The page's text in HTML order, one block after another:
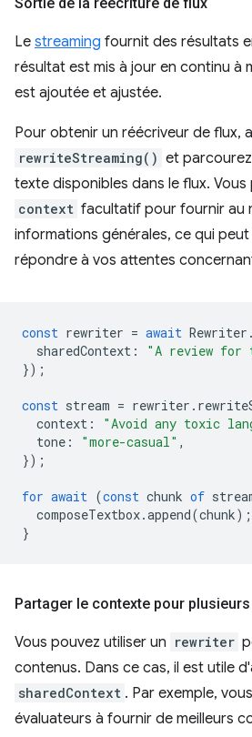
Le streaming fournit des résultats
résultat est mis à jour en continu à
est ajoutée et ajustée.
Pour obtenir un réécriveur de flux,
rewriteStreaming() et
texte disponibles dans le flux.
context facultatif pour fournir au
informations générales, ce qui peut
répondre à vos attentes
const rewriter = await Rewriter .
sharedContext :
"A review for
});
const stream = rewriter .
context :
"Avoid any toxic
tone : "more-casual" ,
});
for await (const chunk of
composeTextbox.append(chunk);
}
Partager le contexte pour
Vous pouvez utiliser un rewriter
contenus. Dans ce cas, il est utile
sharedContext . Par exemple,
évaluateurs à fournir de meilleurs